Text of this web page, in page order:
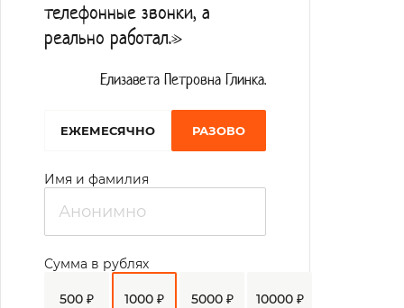
телефонные звонки, а
реально работал.»
Елизавета Петровна Глинка.
EЖЕМЕСЯЧНО РАЗОВО
Имя и фамилия
500 ₽ 1000 ₽ 5000 ₽ 10000 ₽
Сумма в рублях